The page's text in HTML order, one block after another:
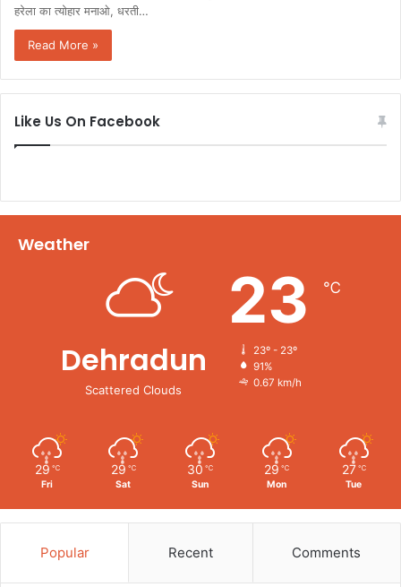
हरेला का त्योहार मनाओ, धरती…
Read More »
Like Us On Facebook
Weather
Dehradun
Scattered Clouds
23 ℃
23º - 23º
91%
0.67 km/h
29 ℃
Fri
29 ℃
Sat
30 ℃
Sun
29 ℃
Mon
27 ℃
Tue
Popular Recent Comments